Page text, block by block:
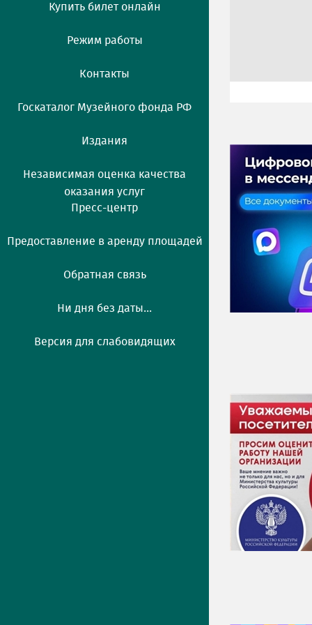
Купить билет онлайн
Режим работы
Контакты
Госкаталог Музейного фонда РФ
Издания
Независимая оценка качества
оказания услуг
Пресс-центр
Предоставление в аренду площадей
Обратная связь
Ни дня без даты...
Версия для слабовидящих